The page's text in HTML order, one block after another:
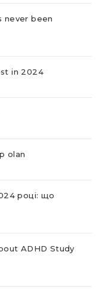
never been
in 2024
olan
році: що
ADHD Study